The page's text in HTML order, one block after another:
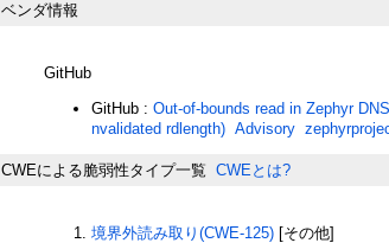
ベンダ情報
GitHub
GitHub : Out-of-bounds read in Zephyr
nvalidated rdlength) Advisory
CWEによる脆弱性タイプ一覧 CWEとは?
境界外読み取り(CWE-125) [その他]